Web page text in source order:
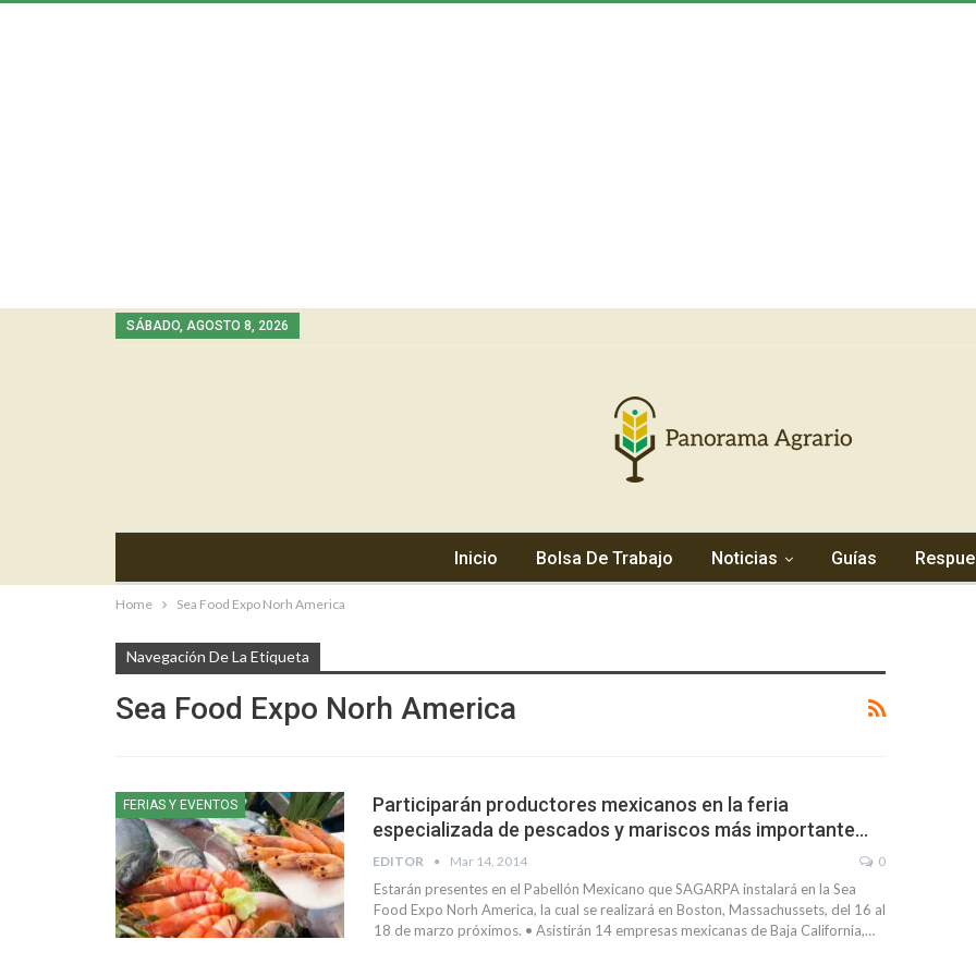
SÁBADO, AGOSTO 8, 2026
Inicio Bolsa De Trabajo Noticias Guías
Home Sea Food Expo Norh America
Navegación De La Etiqueta
Sea Food Expo Norh America
FERIAS Y EVENTOS
Participarán productores mexicanos en la feria
especializada de pescados y mariscos más importante…
EDITOR Mar 14, 2014 0
Estarán presentes en el Pabellón Mexicano que SAGARPA instalará en la Sea
Food Expo Norh America, la cual se realizará en Boston, Massachussets, del 16 al
18 de marzo próximos. • Asistirán 14 empresas mexicanas de Baja California,…